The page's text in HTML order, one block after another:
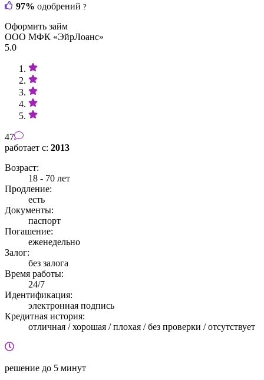
97% одобрений ?
Оформить займ
ООО МФК «ЭйрЛоанс»
5.0
47
работает с: 2013
Возраст:
18 - 70 лет
Продление:
есть
Документы:
паспорт
Погашение:
еженедельно
Залог:
без залога
Время работы:
24/7
Идентификация:
электронная подпись
Кредитная история:
отличная / хорошая / плохая / без проверки / отсутствует
решение до 5 минут